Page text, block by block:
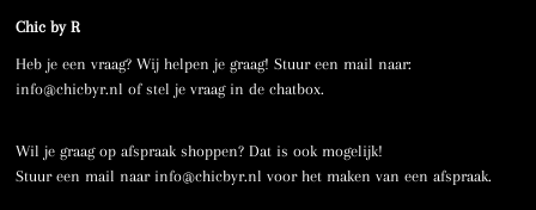
Chic by R
Heb je een vraag? Wij helpen je graag! Stuur een mail naar:
info@chicbyr.nl of stel je vraag in de chatbox.
Wil je graag op afspraak shoppen? Dat is ook mogelijk!
Stuur een mail naar info@chicbyr.nl voor het maken van een afspraak.